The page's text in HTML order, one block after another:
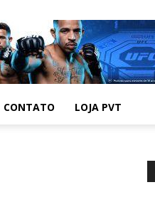
CONTATO LOJA PVT